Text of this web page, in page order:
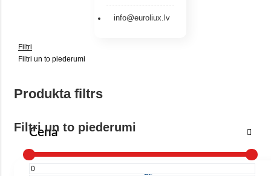
info@euroliux.lv
Filtri
Filtri un to piederumi
Produkta filtrs
Cena
Filtri un to piederumi